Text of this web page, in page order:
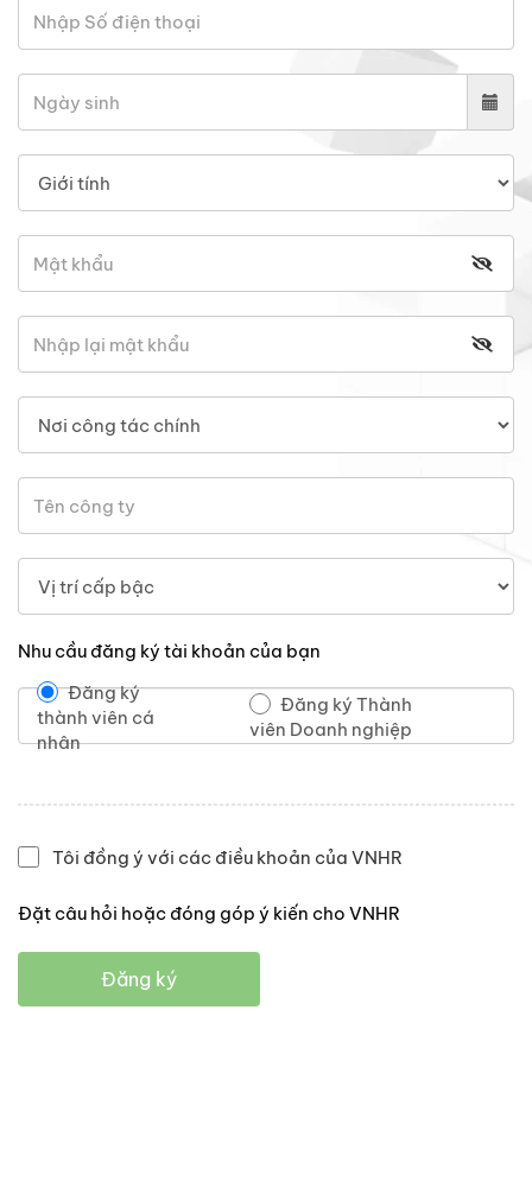
Nhu cầu đăng ký tài khoản của bạn
Đăng ký
thành viên cá
nhân
Đăng ký Thành
viên Doanh nghiệp
Tôi đồng ý với các điều khoản của VNHR
Đặt câu hỏi hoặc đóng góp ý kiến cho VNHR
Đăng ký